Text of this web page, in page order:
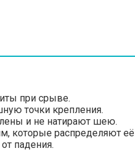
при срыве.
точки крепления.
и не натирают шею.
которые распределяют
падения.